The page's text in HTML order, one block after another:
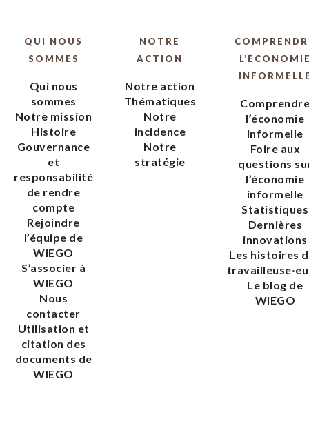
QUI NOUS
SOMMES
Qui nous
sommes
Notre mission
Histoire
Gouvernance
et
responsabilité
de rendre
compte
Rejoindre
l’équipe de
WIEGO
S’associer à
WIEGO
Nous
contacter
Utilisation et
citation des
documents de
WIEGO
NOTRE
ACTION
Notre action
Thématiques
Notre
incidence
Notre
stratégie
l’économie
informelle
Foire aux
questions
l’économie
informelle
Statistiques
Dernières
innovations
Les histoires
Le blog de
WIEGO